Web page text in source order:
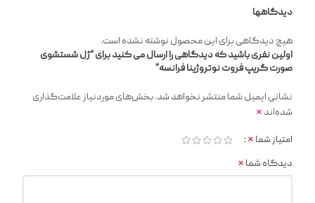
دیدگاهها
هیچ دیدگاهی برای این محصول نوشته نشده است.
اولین نفری باشید که دیدگاهی را ارسال می کنید برای “ژل شستشوی
صورت گریپ فروت نوتروژینا فرانسه”
نشانی ایمیل شما منتشر نخواهد شد.بخش‌های موردنیاز علامت‌گذاری
شده‌اند *
امتیاز شما *
دیدگاه شما *